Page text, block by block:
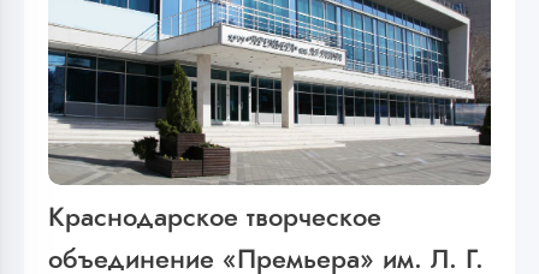
Краснодарское творческое
объединение «Премьера» им. Л. Г.